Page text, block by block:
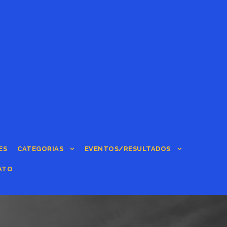
CATEGORIAS EVENTOS/RESULTADOS